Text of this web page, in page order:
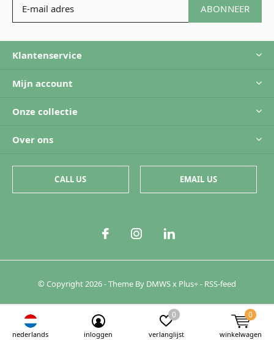
ABONNEER
Klantenservice
Mijn account
Onze collectie
Over ons
CALL US EMAIL US
© Copyright2026- Theme By DMWSx Plus+- RSS-feed
nederlands inloggen verlanglijst
0
winkelwagen
0